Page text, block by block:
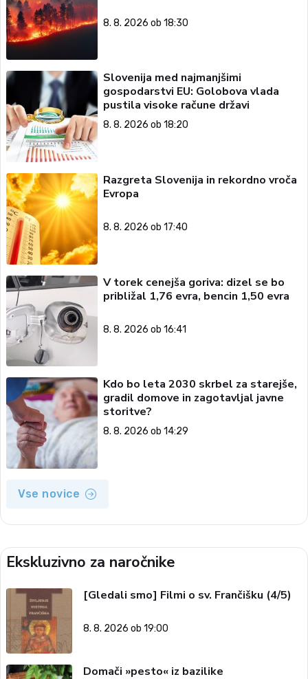
8. 8. 2026 ob 18:30
Slovenija med najmanjšimi
gospodarstvi EU: Golobova vlada
pustila visoke račune državi
8. 8. 2026 ob 18:20
Razgreta Slovenija in rekordno vroča
Evropa
8. 8. 2026 ob 17:40
V torek cenejša goriva: dizel se bo
približal 1,76 evra, bencin 1,50 evra
8. 8. 2026 ob 16:41
Kdo bo leta 2030 skrbel za starejše,
gradil domove in zagotavljal javne
storitve?
8. 8. 2026 ob 14:29
Vse novice
Ekskluzivno za naročnike
[Gledali smo] Filmi o sv. Frančišku (4/5)
8. 8. 2026 ob 19:00
Domači »pesto« iz bazilike